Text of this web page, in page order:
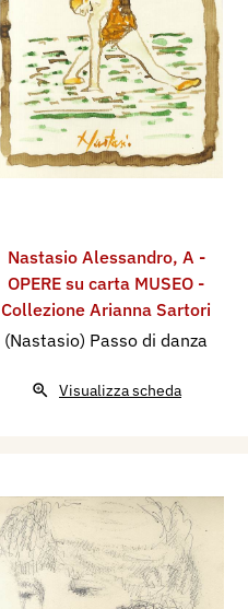
Nastasio Alessandro, A -
OPERE su carta MUSEO -
Collezione Arianna Sartori
(Nastasio) Passo di danza
Visualizza scheda